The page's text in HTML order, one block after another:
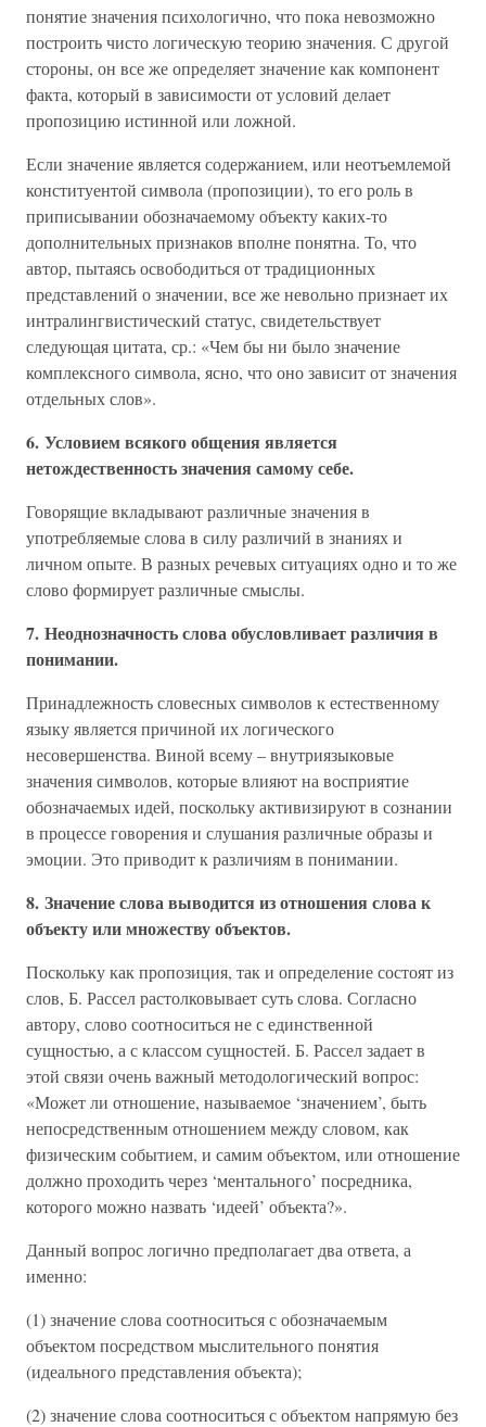
понятие значения психологично, что пока невозможно
построить чисто логическую теорию значения. С другой
стороны, он все же определяет значение как компонент
факта, который в зависимости от условий делает
пропозицию истинной или ложной.
Если значение является содержанием, или неотъемлемой
конституентой символа (пропозиции), то его роль в
приписывании обозначаемому объекту каких-то
дополнительных признаков вполне понятна. То, что
автор, пытаясь освободиться от традиционных
представлений о значении, все же невольно признает их
интралингвистический статус, свидетельствует
следующая цитата, ср.: «Чем бы ни было значение
комплексного символа, ясно, что оно зависит от значения
отдельных слов».
6. Условием всякого общения является
нетождественность значения самому себе.
Говорящие вкладывают различные значения в
употребляемые слова в силу различий в знаниях и
личном опыте. В разных речевых ситуациях одно и то же
слово формирует различные смыслы.
7. Неоднозначность слова обусловливает различия в
понимании.
Принадлежность словесных символов к естественному
языку является причиной их логического
несовершенства. Виной всему – внутриязыковые
значения символов, которые влияют на восприятие
обозначаемых идей, поскольку активизируют в сознании
в процессе говорения и слушания различные образы и
эмоции. Это приводит к различиям в понимании.
8. Значение слова выводится из отношения слова к
объекту или множеству объектов.
Поскольку как пропозиция, так и определение состоят из
слов, Б. Рассел растолковывает суть слова. Согласно
автору, слово соотноситься не с единственной
сущностью, а с классом сущностей. Б. Рассел задает в
этой связи очень важный методологический вопрос:
«Может ли отношение, называемое ‘значением’, быть
непосредственным отношением между словом, как
физическим событием, и самим объектом, или отношение
должно проходить через ‘ментального’ посредника,
которого можно назвать ‘идеей’ объекта?».
Данный вопрос логично предполагает два ответа, а
именно:
(1) значение слова соотноситься с обозначаемым
объектом посредством мыслительного понятия
(идеального представления объекта);
(2) значение слова соотноситься с объектом напрямую без